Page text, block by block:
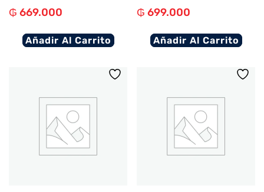
₲ 669.000
Añadir Al Carrito
₲ 699.000
Añadir Al Carrito